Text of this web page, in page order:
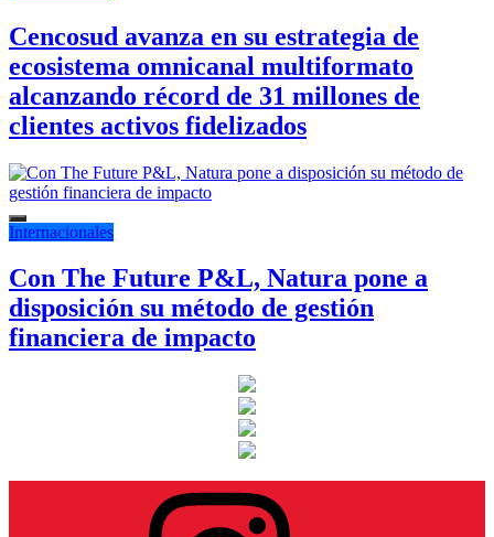
Cencosud avanza en su estrategia de
ecosistema omnicanal multiformato
alcanzando récord de 31 millones de
clientes activos fidelizados
Internacionales
Con The Future P&L, Natura pone a
disposición su método de gestión
financiera de impacto